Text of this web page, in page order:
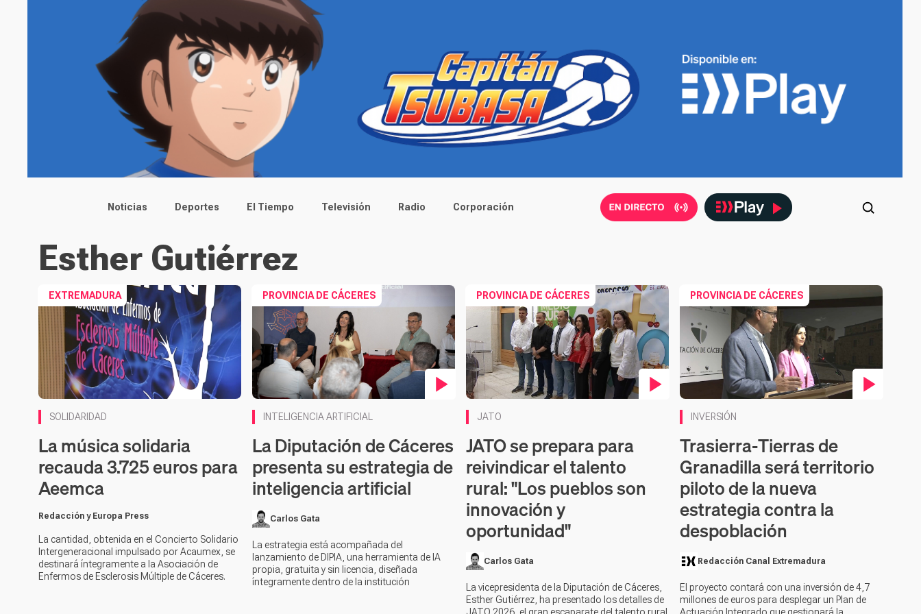
Main menu
Noticias Deportes El Tiempo Televisión Radio Corporación
Esther Gutiérrez
EXTREMADURA
SOLIDARIDAD
La música solidaria
recauda 3.725 euros para
Aeemca
Redacción y Europa Press
La cantidad, obtenida en el Concierto Solidario
Intergeneracional impulsado por Acaumex, se
destinará íntegramente a la Asociación de
Enfermos de Esclerosis Múltiple de Cáceres.
PROVINCIA DE CÁCERES
INTELIGENCIA ARTIFICIAL
La Diputación de Cáceres
presenta su estrategia de
inteligencia artificial
Carlos Gata
La estrategia está acompañada del
lanzamiento de DIPIA, una herramienta de IA
propia, gratuita y sin licencia, diseñada
íntegramente dentro de la institución
PROVINCIA DE CÁCERES
JATO
JATO se prepara para
reivindicar el talento
rural: "Los pueblos son
innovación y
oportunidad"
Carlos Gata
La vicepresidenta de la Diputación de Cáceres,
Esther Gutiérrez, ha presentado los detalles de
PROVINCIA DE CÁCERES
INVERSIÓN
Trasierra‑Tierras de
Granadilla será territorio
piloto de la nueva
estrategia contra la
despoblación
Redacción Canal Extremadura
El proyecto contará con una inversión de 4,7
millones de euros para desplegar un Plan de